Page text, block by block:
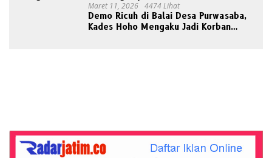
Maret 11, 2026 4474 Lihat
Demo Ricuh di Balai Desa Purwasaba,
Kades Hoho Mengaku Jadi Korban